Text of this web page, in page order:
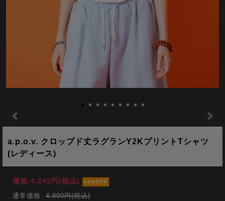
a.p.o.v. クロップド丈ラグランY2KプリントTシャツ
(レディース)
価格:4,242円(税込) 14%OFF
通常価格: 4,990円(税込)